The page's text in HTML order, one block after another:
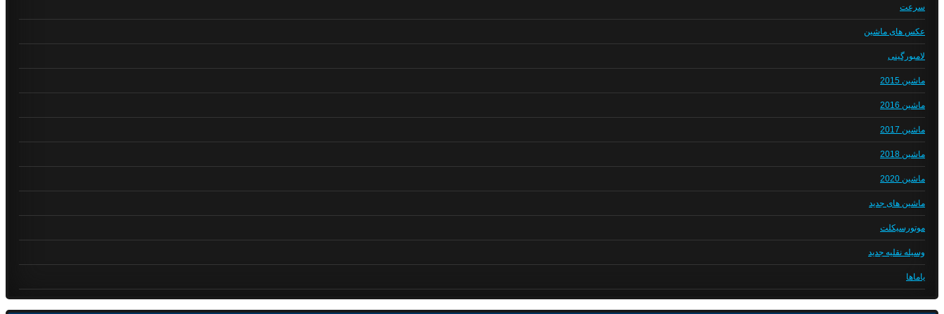
سرعت
عکس های ماشین
لامبورگینی
ماشین 2015
ماشین 2016
ماشین 2017
ماشین 2018
ماشین 2020
ماشین های جدید
موتورسیکلت
وسیله نقلیه جدید
یاماها